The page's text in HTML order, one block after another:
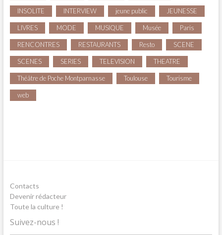
INSOLITE INTERVIEW jeune public JEUNESSE
LIVRES MODE MUSIQUE Musée Paris
RENCONTRES RESTAURANTS Resto SCENE
SCENES SERIES TELEVISION THEATRE
Théâtre de Poche Montparnasse Toulouse Tourisme
web
Contacts
Devenir rédacteur
Toute la culture !
Suivez-nous !